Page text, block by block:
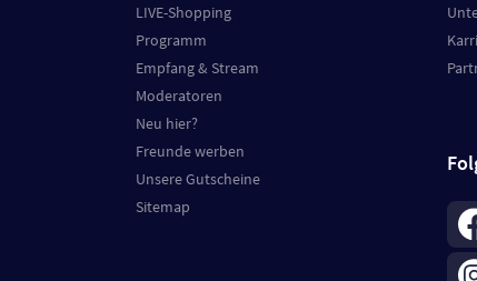
LIVE-Shopping
Programm
Empfang & Stream
Moderatoren
Neu hier?
Freunde werben
Unsere Gutscheine
Sitemap